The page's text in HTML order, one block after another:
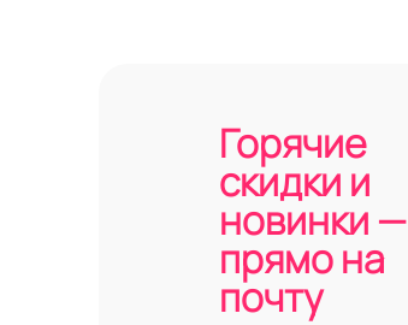
Горячие
скидки и
новинки —
прямо на
почту